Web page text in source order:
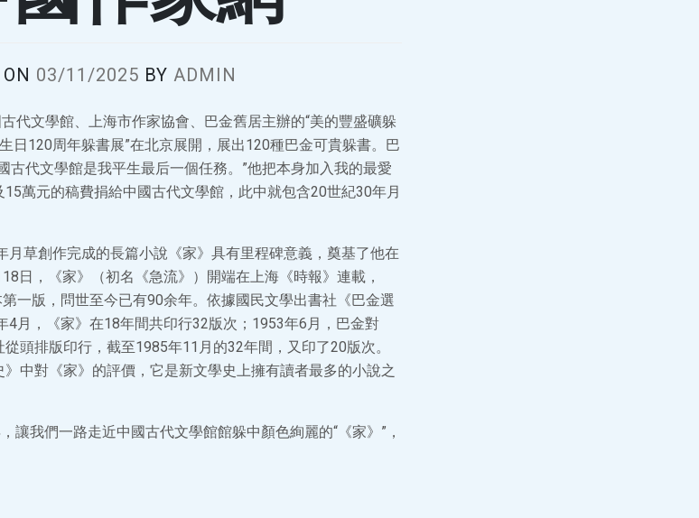
03/11/2025 BY ADMIN
代文學館、上海市作家協會、巴金舊居主辦的“美的豐盛礦躲
日120周年躲書展”在北京展開，展出120種巴金可貴躲書。巴
古代文學館是我平生最后一個任務。”他把本身加入我的最愛
萬元的稿費捐給中國古代文學館，此中就包含20世紀30年月
月草創作完成的長篇小說《家》具有里程碑意義，奠基了他在
日，《家》（初名《急流》）開端在上海《時報》連載，
一版，問世至今已有90余年。依據國民文學出書社《巴金選
4月，《家》在18年間共印行32版次；1953年6月，巴金對
頭排版印行，截至1985年11月的32年間，又印了20版次。
中對《家》的評價，它是新文學史上擁有讀者最多的小說之
讓我們一路走近中國古代文學館館躲中顏色絢麗的“《家》”，